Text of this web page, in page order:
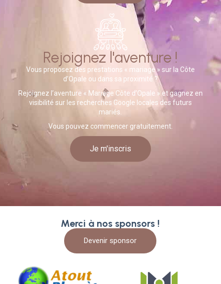
Rejoignez l'aventure !
Vous proposez des prestations « mariage » sur la Côte
d’Opale ou dans sa proximité ?
Rejoignez l’aventure « Mariage Côte d’Opale » et gagnez en
visibilité sur les recherches Google locales des futurs
mariés.
Vous pouvez commencer gratuitement.
Je m'inscris
Merci à nos sponsors !
Devenir sponsor